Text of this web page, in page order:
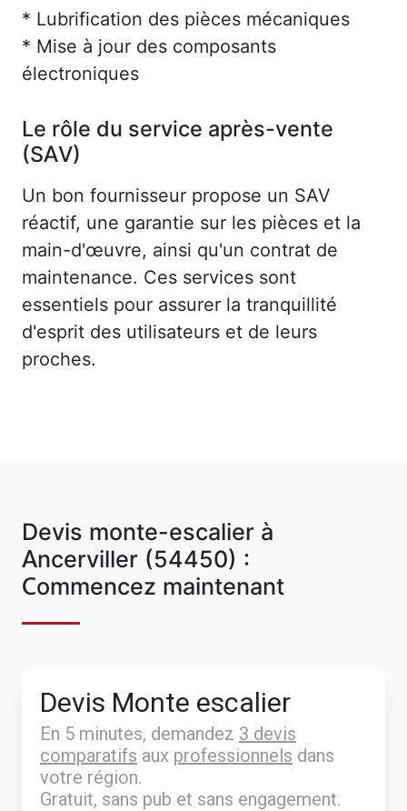
* Lubrification des pièces mécaniques
* Mise à jour des composants
électroniques
Le rôle du service après-vente
(SAV)
Un bon fournisseur propose un SAV
réactif, une garantie sur les pièces et la
main-d'œuvre, ainsi qu'un contrat de
maintenance. Ces services sont
essentiels pour assurer la tranquillité
d'esprit des utilisateurs et de leurs
proches.
Devis monte-escalier à
Ancerviller (54450) :
Commencez maintenant
Devis Monte escalier
En 5 minutes, demandez 3 devis
comparatifs aux professionnels dans
votre région.
Gratuit, sans pub et sans engagement.